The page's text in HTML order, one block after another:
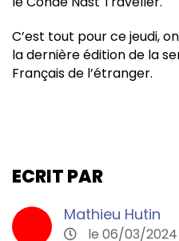
C’est tout pour ce jeudi,
la dernière édition de la
Français de l’étranger.
ECRIT PAR
Mathieu Hutin
le 06/03/2024